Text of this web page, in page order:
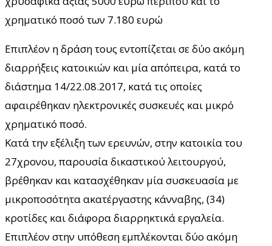
χρηματικό ποσό των 7.180 ευρώ
Επιπλέον η δράση τους εντοπίζεται σε δύο ακόμη
διαρρήξεις κατοικιών και μία απόπειρα, κατά το
διάστημα 14/22.08.2017, κατά τις οποίες
αφαιρέθηκαν ηλεκτρονικές συσκευές και μικρό
χρηματικό ποσό.
Κατά την εξέλιξη των ερευνών, στην κατοικία του
27χρονου, παρουσία δικαστικού λειτουργού,
βρέθηκαν και κατασχέθηκαν μία συσκευασία με
μικροποσότητα ακατέργαστης κάνναβης, (34)
κροτίδες και διάφορα διαρρηκτικά εργαλεία.
Επιπλέον στην υπόθεση εμπλέκονται δύο ακόμη